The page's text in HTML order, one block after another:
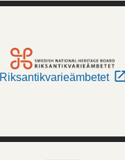
Riksantikvarieämbetet